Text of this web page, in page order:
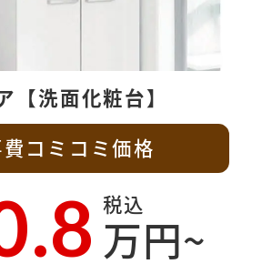
【洗面化粧台】
コミコミ価格
税込
万円~